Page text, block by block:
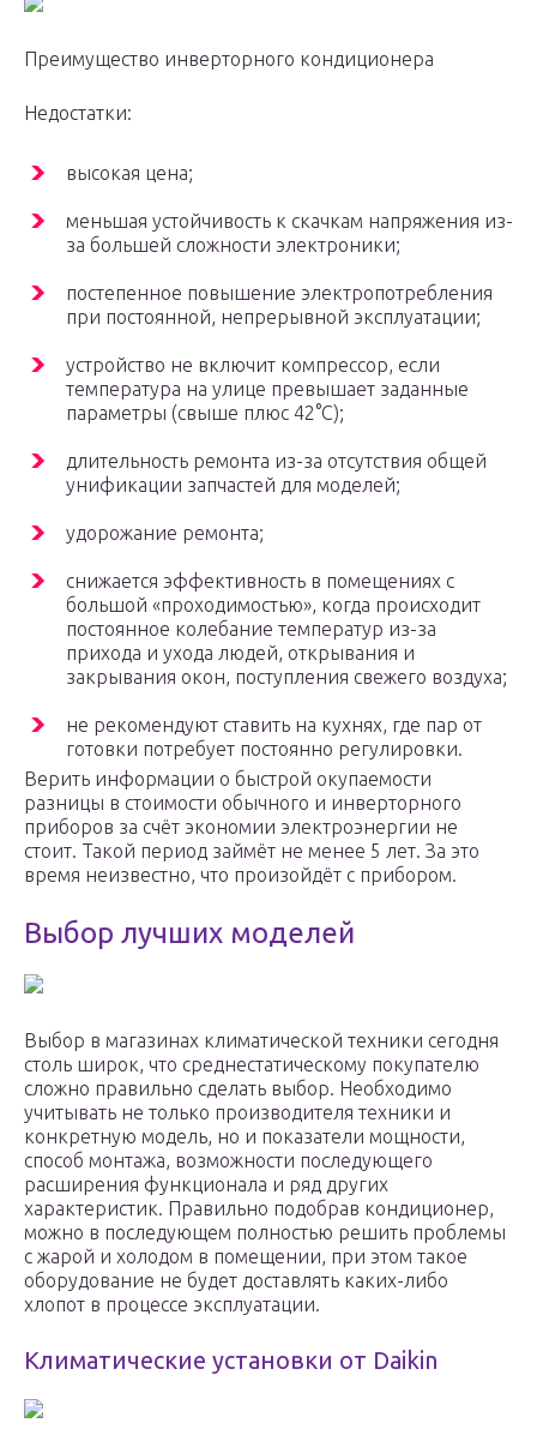
Преимущество инверторного кондиционера
Недостатки:
высокая цена;
меньшая устойчивость к скачкам напряжения из-
за большей сложности электроники;
постепенное повышение электропотребления
при постоянной, непрерывной эксплуатации;
устройство не включит компрессор, если
температура на улице превышает заданные
параметры (свыше плюс 42°C);
длительность ремонта из-за отсутствия общей
унификации запчастей для моделей;
удорожание ремонта;
снижается эффективность в помещениях с
большой «проходимостью», когда происходит
постоянное колебание температур из-за
прихода и ухода людей, открывания и
закрывания окон, поступления свежего воздуха;
не рекомендуют ставить на кухнях, где пар от
готовки потребует постоянно регулировки.
Верить информации о быстрой окупаемости
разницы в стоимости обычного и инверторного
приборов за счёт экономии электроэнергии не
стоит. Такой период займёт не менее 5 лет. За это
время неизвестно, что произойдёт с прибором.
Выбор лучших моделей
Выбор в магазинах климатической техники сегодня
столь широк, что среднестатическому покупателю
сложно правильно сделать выбор. Необходимо
учитывать не только производителя техники и
конкретную модель, но и показатели мощности,
способ монтажа, возможности последующего
расширения функционала и ряд других
характеристик. Правильно подобрав кондиционер,
можно в последующем полностью решить проблемы
с жарой и холодом в помещении, при этом такое
оборудование не будет доставлять каких-либо
хлопот в процессе эксплуатации.
Климатические установки от Daikin